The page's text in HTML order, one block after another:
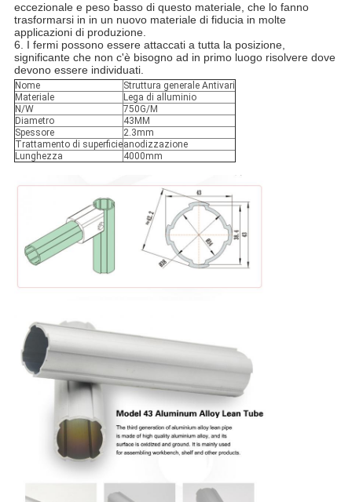
eccezionale e peso basso di questo materiale, che lo fanno
trasformarsi in in un nuovo materiale di fiducia in molte
applicazioni di produzione.
6. I fermi possono essere attaccati a tutta la posizione,
significante che non c'è bisogno ad in primo luogo risolvere dove
devono essere individuati.
Nome
Struttura generale Antivari
Materiale
Lega di alluminio
N/W
750G/M
Diametro
43MM
Spessore
2.3mm
Trattamento di superficieanodizzazione
Lunghezza
4000mm